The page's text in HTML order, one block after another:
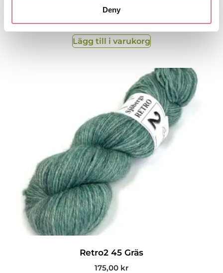
Deny
Retro2 57 Gul
175,00kr
Lägg till i varukorg
Retro2 45 Gräs
175,00 kr